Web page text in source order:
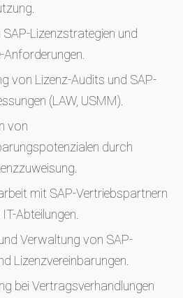
Lizenzstrategien und
von Lizenz-Audits und SAP-
(LAW, USMM).
von
durch
mit SAP-Vertriebspartnern
Abteilungen.
Verwaltung von SAP-
Lizenzvereinbarungen.
bei Vertragsverhandlungen